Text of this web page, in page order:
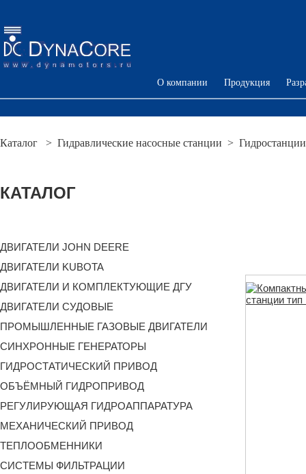
О компании Продукция
Каталог > Гидравлические насосные станции >
КАТАЛОГ
ДВИГАТЕЛИ JOHN DEERE
ДВИГАТЕЛИ KUBOTA
ДВИГАТЕЛИ И КОМПЛЕКТУЮЩИЕ ДГУ
ДВИГАТЕЛИ СУДОВЫЕ
ПРОМЫШЛЕННЫЕ ГАЗОВЫЕ ДВИГАТЕЛИ
СИНХРОННЫЕ ГЕНЕРАТОРЫ
ГИДРОСТАТИЧЕСКИЙ ПРИВОД
ОБЪЁМНЫЙ ГИДРОПРИВОД
РЕГУЛИРУЮЩАЯ ГИДРОАППАРАТУРА
МЕХАНИЧЕСКИЙ ПРИВОД
ТЕПЛООБМЕННИКИ
СИСТЕМЫ ФИЛЬТРАЦИИ